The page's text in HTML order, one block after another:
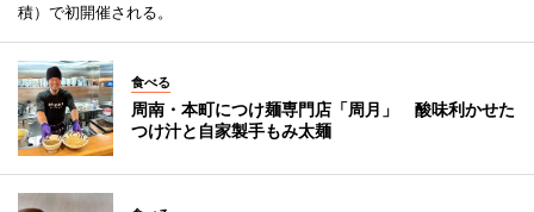
積）で初開催される。
食べる
周南・本町につけ麺専門店「周月」 酸味利かせた
つけ汁と自家製手もみ太麺